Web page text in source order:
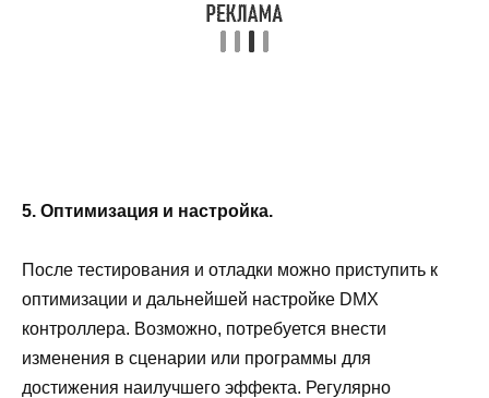
5. Оптимизация и настройка.
После тестирования и отладки можно приступить к
оптимизации и дальнейшей настройке DMX
контроллера. Возможно, потребуется внести
изменения в сценарии или программы для
достижения наилучшего эффекта. Регулярно